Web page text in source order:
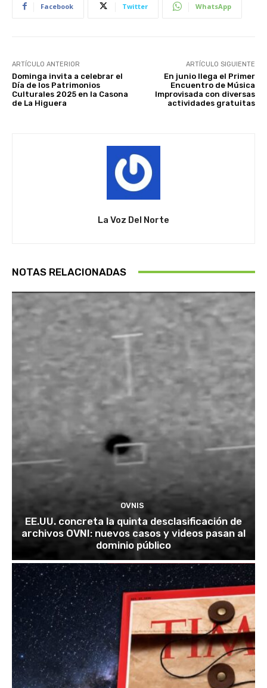
Facebook Twitter WhatsApp
ARTÍCULO ANTERIOR
Dominga invita a celebrar el
Día de los Patrimonios
Culturales 2025 en la Casona
de La Higuera
ARTÍCULO SIGUIENTE
En junio llega el Primer
Encuentro de Música
Improvisada con diversas
actividades gratuitas
La Voz Del Norte
NOTAS RELACIONADAS
OVNIS
EE.UU. concreta la quinta desclasificación de
archivos OVNI: nuevos casos y videos pasan al
dominio público